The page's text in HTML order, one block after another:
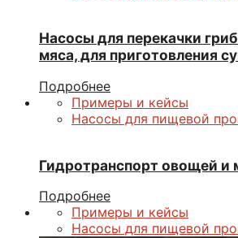
Насосы для перекачки
мяса, для приготовления
Подробнее
Примеры и кейсы
Насосы для пищевой
Гидротранспорт овощей и
Подробнее
Примеры и кейсы
Насосы для пищевой